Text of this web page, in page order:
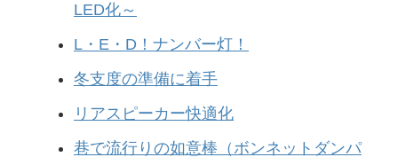
LED化～
L・E・D！ナンバー灯！
冬支度の準備に着手
リアスピーカー快適化
巷で流行りの如意棒（ボンネットダンパ